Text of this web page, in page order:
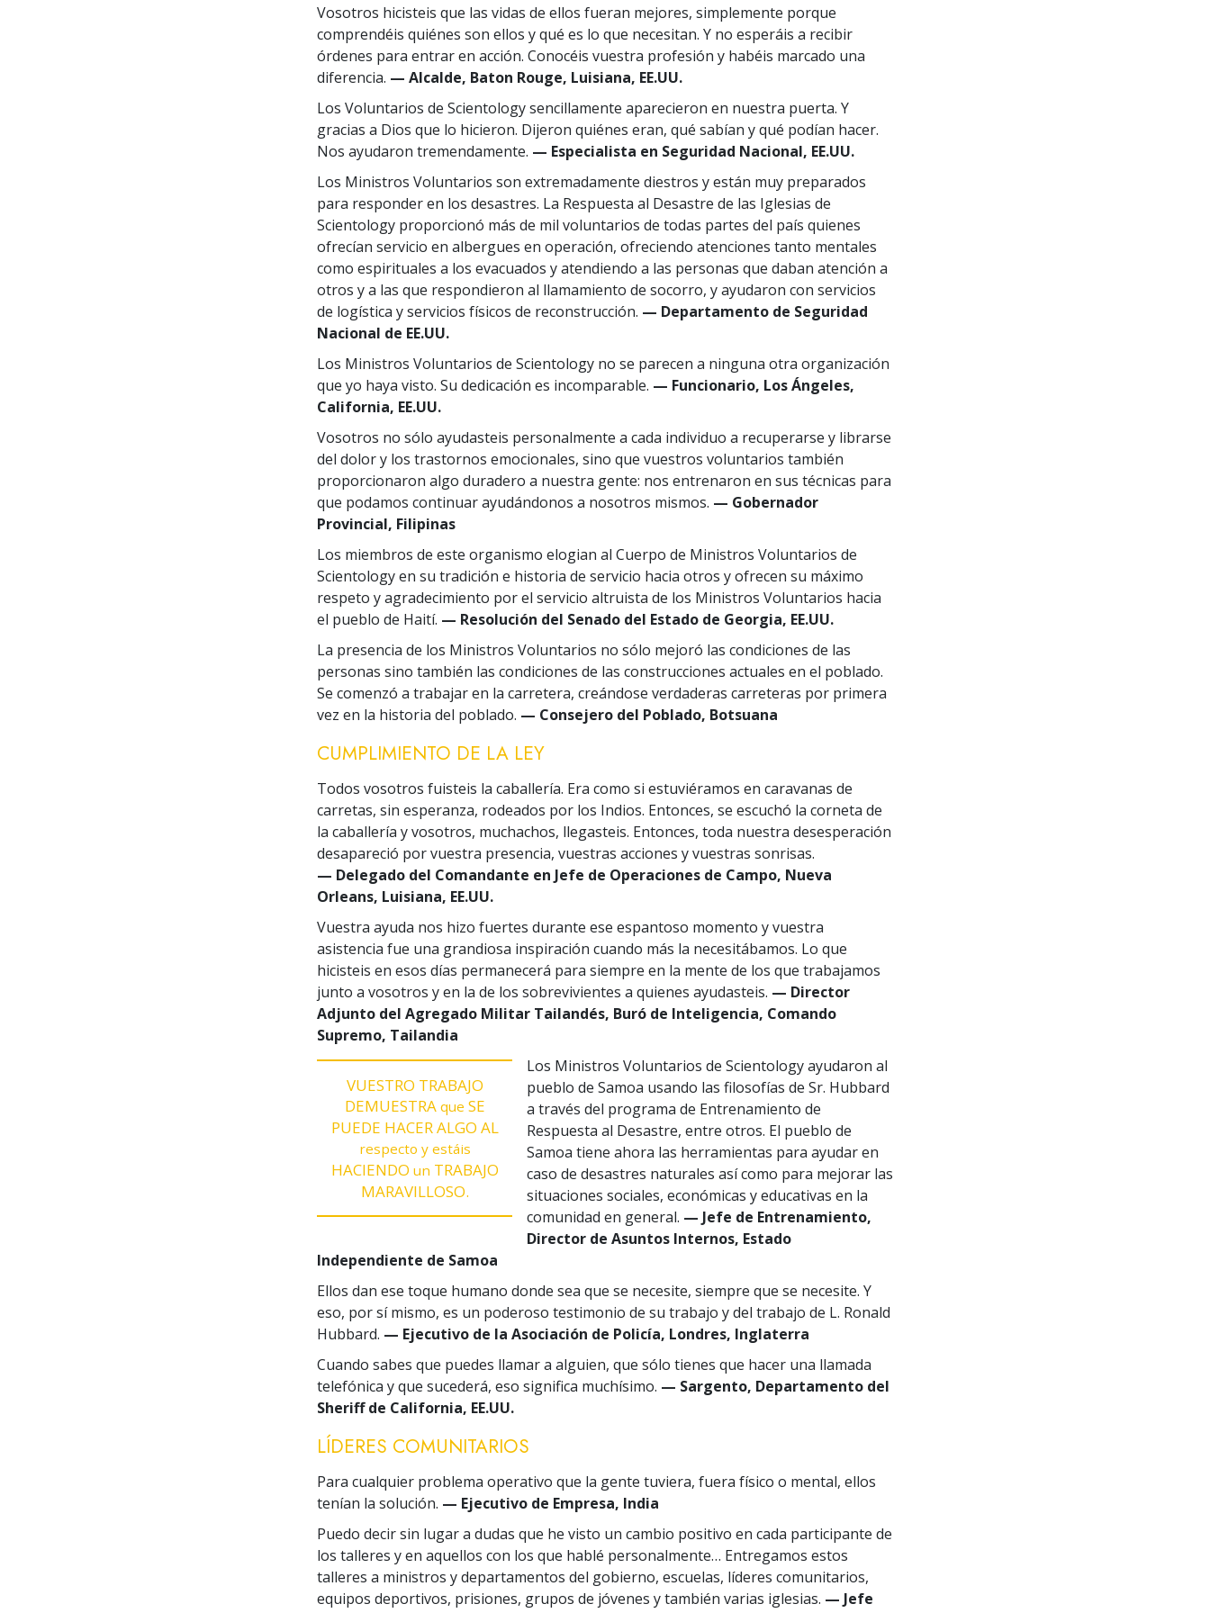
Vosotros hicisteis que las vidas de ellos fueran mejores, simplemente porque
comprendéis quiénes son ellos y qué es lo que necesitan. Y no esperáis a recibir
órdenes para entrar en acción. Conocéis vuestra profesión y habéis marcado una
diferencia. — Alcalde, Baton Rouge, Luisiana, EE.UU.
Los Voluntarios de Scientology sencillamente aparecieron en nuestra puerta. Y
gracias a Dios que lo hicieron. Dijeron quiénes eran, qué sabían y qué podían hacer.
Nos ayudaron tremendamente. — Especialista en Seguridad Nacional, EE.UU.
Los Ministros Voluntarios son extremadamente diestros y están muy preparados
para responder en los desastres. La Respuesta al Desastre de las Iglesias de
Scientology proporcionó más de mil voluntarios de todas partes del país quienes
ofrecían servicio en albergues en operación, ofreciendo atenciones tanto mentales
como espirituales a los evacuados y atendiendo a las personas que daban atención a
otros y a las que respondieron al llamamiento de socorro, y ayudaron con servicios
de logística y servicios físicos de reconstrucción. — Departamento de Seguridad
Nacional de EE.UU.
Los Ministros Voluntarios de Scientology no se parecen a ninguna otra organización
que yo haya visto. Su dedicación es incomparable. — Funcionario, Los Ángeles,
California, EE.UU.
Vosotros no sólo ayudasteis personalmente a cada individuo a recuperarse y librarse
del dolor y los trastornos emocionales, sino que vuestros voluntarios también
proporcionaron algo duradero a nuestra gente: nos entrenaron en sus técnicas para
que podamos continuar ayudándonos a nosotros mismos. — Gobernador
Provincial, Filipinas
Los miembros de este organismo elogian al Cuerpo de Ministros Voluntarios de
Scientology en su tradición e historia de servicio hacia otros y ofrecen su máximo
respeto y agradecimiento por el servicio altruista de los Ministros Voluntarios hacia
el pueblo de Haití. — Resolución del Senado del Estado de Georgia, EE.UU.
La presencia de los Ministros Voluntarios no sólo mejoró las condiciones de las
personas sino también las condiciones de las construcciones actuales en el poblado.
Se comenzó a trabajar en la carretera, creándose verdaderas carreteras por primera
vez en la historia del poblado. — Consejero del Poblado, Botsuana
CUMPLIMIENTO DE LA LEY
Todos vosotros fuisteis la caballería. Era como si estuviéramos en caravanas de
carretas, sin esperanza, rodeados por los Indios. Entonces, se escuchó la corneta de
la caballería y vosotros, muchachos, llegasteis. Entonces, toda nuestra desesperación
desapareció por vuestra presencia, vuestras acciones y vuestras sonrisas.
— Delegado del Comandante en Jefe de Operaciones de Campo, Nueva
Orleans, Luisiana, EE.UU.
Vuestra ayuda nos hizo fuertes durante ese espantoso momento y vuestra
asistencia fue una grandiosa inspiración cuando más la necesitábamos. Lo que
hicisteis en esos días permanecerá para siempre en la mente de los que trabajamos
junto a vosotros y en la de los sobrevivientes a quienes ayudasteis. — Director
Adjunto del Agregado Militar Tailandés, Buró de Inteligencia, Comando
Supremo, Tailandia
VUESTRO TRABAJO
DEMUESTRA que SE
PUEDE HACER ALGO AL
respecto y estáis
HACIENDO un TRABAJO
MARAVILLOSO.
Los Ministros Voluntarios de Scientology ayudaron al
pueblo de Samoa usando las filosofías de Sr. Hubbard
a través del programa de Entrenamiento de
Respuesta al Desastre, entre otros. El pueblo de
Samoa tiene ahora las herramientas para ayudar en
caso de desastres naturales así como para mejorar las
situaciones sociales, económicas y educativas en la
comunidad en general. — Jefe de Entrenamiento,
Director de Asuntos Internos, Estado
Independiente de Samoa
Ellos dan ese toque humano donde sea que se necesite, siempre que se necesite. Y
eso, por sí mismo, es un poderoso testimonio de su trabajo y del trabajo de L. Ronald
Hubbard. — Ejecutivo de la Asociación de Policía, Londres, Inglaterra
Cuando sabes que puedes llamar a alguien, que sólo tienes que hacer una llamada
telefónica y que sucederá, eso significa muchísimo. — Sargento, Departamento del
Sheriff de California, EE.UU.
LÍDERES COMUNITARIOS
Para cualquier problema operativo que la gente tuviera, fuera físico o mental, ellos
tenían la solución. — Ejecutivo de Empresa, India
Puedo decir sin lugar a dudas que he visto un cambio positivo en cada participante de
los talleres y en aquellos con los que hablé personalmente… Entregamos estos
talleres a ministros y departamentos del gobierno, escuelas, líderes comunitarios,
equipos deportivos, prisiones, grupos de jóvenes y también varias iglesias. — Jefe